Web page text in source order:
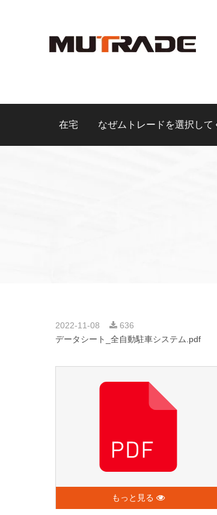
在宅 なぜムトレードを選択して
2022-11-08
636
データシート_全自動駐車システム.pdf
もっと見る